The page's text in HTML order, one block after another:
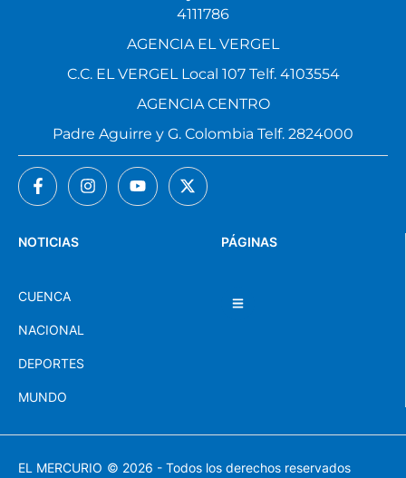
PÁGINAS
NOTICIAS
CUENCA
NACIONAL
DEPORTES
MUNDO
4111786
AGENCIA EL VERGEL
C.C. EL VERGEL Local 107 Telf. 4103554
AGENCIA CENTRO
Padre Aguirre y G. Colombia Telf. 2824000
EL MERCURIO © 2026 - Todos los derechos reservados